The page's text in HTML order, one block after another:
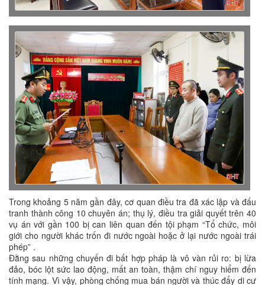
Trong khoảng 5 năm gần đây, cơ quan điều tra đã xác lập và đấu
tranh thành công 10 chuyên án; thụ lý, điều tra giải quyết trên 40
vụ án với gần 100 bị can liên quan đến tội phạm “Tổ chức, môi
giới cho người khác trốn đi nước ngoài hoặc ở lại nước ngoài trái
phép” .
Đằng sau những chuyến đi bất hợp pháp là vô vàn rủi ro: bị lừa
đảo, bóc lột sức lao động, mất an toàn, thậm chí nguy hiểm đến
tính mạng. Vì vậy, phòng chống mua bán người và thúc đẩy di cư